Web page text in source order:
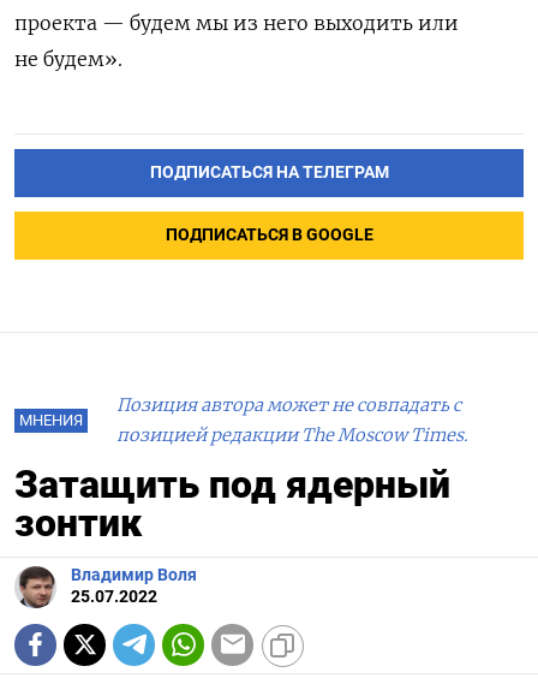
проекта — будем мы из него выходить или
не будем».
ПОДПИСАТЬСЯ НА ТЕЛЕГРАМ
ПОДПИСАТЬСЯ В GOOGLE
МНЕНИЯ
Позиция автора может не совпадать с
позицией редакции The Moscow Times.
Затащить под ядерный
зонтик
Владимир Воля
25.07.2022